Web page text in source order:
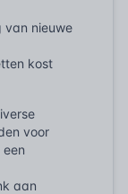
van nieuwe
kost
voor
aan